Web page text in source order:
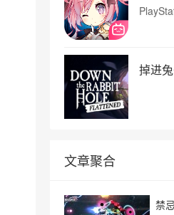
掉进
文章聚合
禁